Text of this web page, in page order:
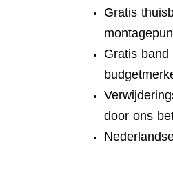
Gratis
Gratis band
door ons